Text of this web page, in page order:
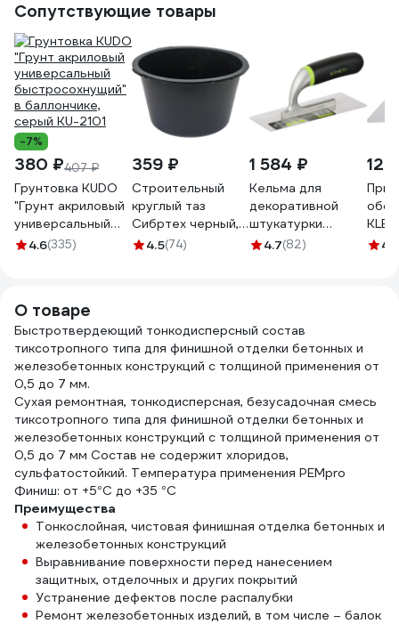
Сопутствующие товары
-7%
380 ₽407 ₽
Грунтовка KUDO
"Грунт акриловый
универсальный
быстросохнущий"
4.6(335)
359 ₽
Строительный
круглый таз
Сибртех черный,
30л Россия 81455
4.5(74)
1 584 ₽
Кельма для
декоративной
штукатурки
Armero, 200х77
4.7(82)
4.6
О товаре
Быстротвердеющий тонкодисперсный состав
тиксотропного типа для финишной отделки бетонных и
железобетонных конструкций с толщиной применения от
0,5 до 7 мм.
Сухая ремонтная, тонкодисперсная, безусадочная смесь
тиксотропного типа для финишной отделки бетонных и
железобетонных конструкций с толщиной применения от
0,5 до 7 мм Состав не содержит хлоридов,
сульфатостойкий. Температура применения РЕМpro
Финиш: от +5°С до +35 °С
Преимущества
Тонкослойная, чистовая финишная отделка бетонных и
железобетонных конструкций
Выравнивание поверхности перед нанесением
защитных, отделочных и других покрытий
Устранение дефектов после распалубки
Ремонт железобетонных изделий, в том числе – балок